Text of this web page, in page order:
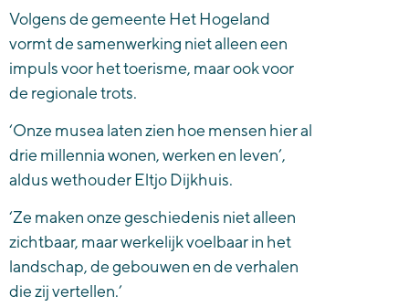
Volgens de gemeente Het Hogeland
vormt de samenwerking niet alleen een
impuls voor het toerisme, maar ook voor
de regionale trots.
‘Onze musea laten zien hoe mensen hier al
drie millennia wonen, werken en leven’,
aldus wethouder Eltjo Dijkhuis.
‘Ze maken onze geschiedenis niet alleen
zichtbaar, maar werkelijk voelbaar in het
landschap, de gebouwen en de verhalen
die zij vertellen.’